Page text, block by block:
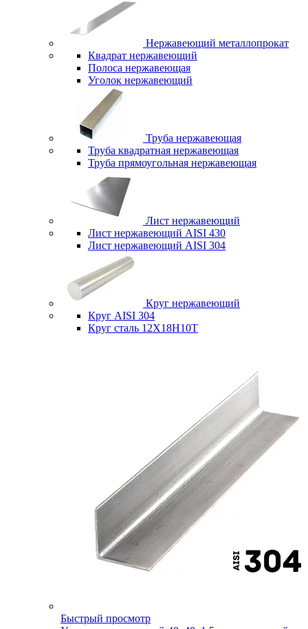
Нержавеющий металлопрокат
Квадрат нержавеющий
Полоса нержавеющая
Уголок нержавеющий
Труба нержавеющая
Труба квадратная нержавеющая
Труба прямоугольная нержавеющая
Лист нержавеющий
Лист нержавеющий AISI 430
Лист нержавеющий AISI 304
Круг нержавеющий
Круг AISI 304
Круг сталь 12Х18Н10Т
Быстрый просмотр